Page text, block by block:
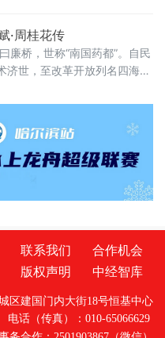
有“有人陪、有专家护”的温馨
·周桂花传
廉桥，世称“南国药都”。自民
济世，至改革开放列名四海药
）生于石山寒门，戊戌年
国巾帼建功标兵”，开邵东女
诚可谓“药都毓秀，巾帼流
，身为长女，十七辍学，入
联系我们
合作机会
版权声明 中经智库
区建国门内大街18号恒基中心
电话（传真）：010-65066629